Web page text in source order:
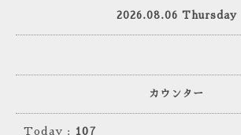
2026.08.06 Thursday
カウンター
Today : 107